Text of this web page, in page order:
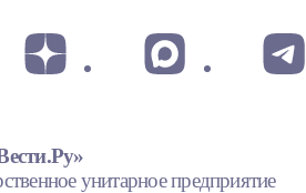
унитарное предприятие